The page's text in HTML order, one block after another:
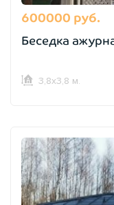
600000 руб.
Беседка
3,8х3,8 м.